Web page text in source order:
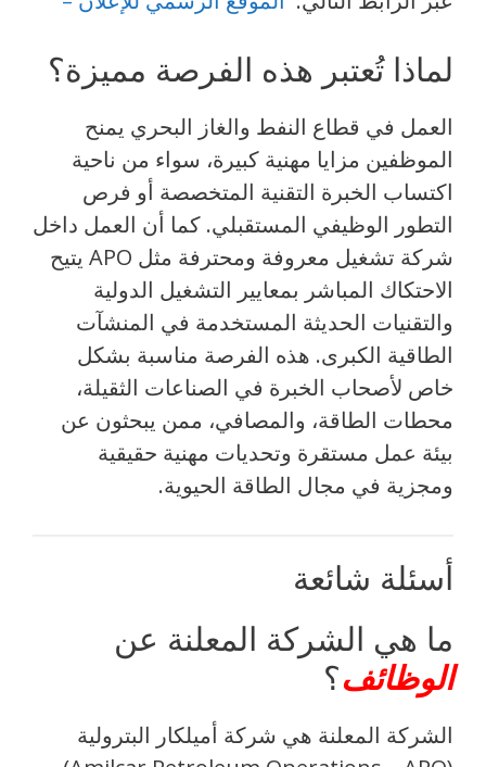
لماذا تُعتبر هذه الفرصة مميزة؟
العمل في قطاع النفط والغاز البحري يمنح
الموظفين مزايا مهنية كبيرة، سواء من ناحية
اكتساب الخبرة التقنية المتخصصة أو فرص
التطور الوظيفي المستقبلي. كما أن العمل داخل
شركة تشغيل معروفة ومحترفة مثل APO يتيح
الاحتكاك المباشر بمعايير التشغيل الدولية
والتقنيات الحديثة المستخدمة في المنشآت
الطاقية الكبرى. هذه الفرصة مناسبة بشكل
خاص لأصحاب الخبرة في الصناعات الثقيلة،
محطات الطاقة، والمصافي، ممن يبحثون عن
بيئة عمل مستقرة وتحديات مهنية حقيقية
ومجزية في مجال الطاقة الحيوية.
أسئلة شائعة
ما هي الشركة المعلنة عن
الوظائف؟
الشركة المعلنة هي شركة أميلكار البترولية